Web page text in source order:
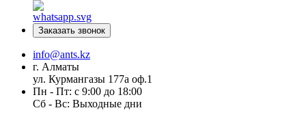
Заказать звонок
info@ants.kz
г. Алматы
ул. Курмангазы 177а оф.1
Пн - Пт: с 9:00 до 18:00
Сб - Вс: Выходные дни